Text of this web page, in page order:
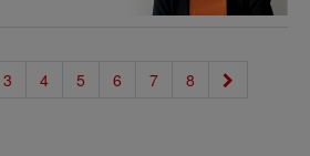
3 4 5 6 7 8